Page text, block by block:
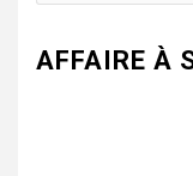
AFFAIRE À